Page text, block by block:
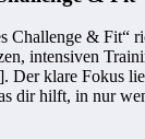
Challenge & Fit“
intensiven
Der klare Fokus
dir hilft, in nur